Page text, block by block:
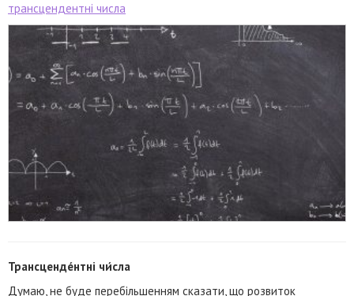
трансцендентні числа
Трансценде́нтні чи́сла
Думаю, не буде перебільшенням сказати, що розвиток